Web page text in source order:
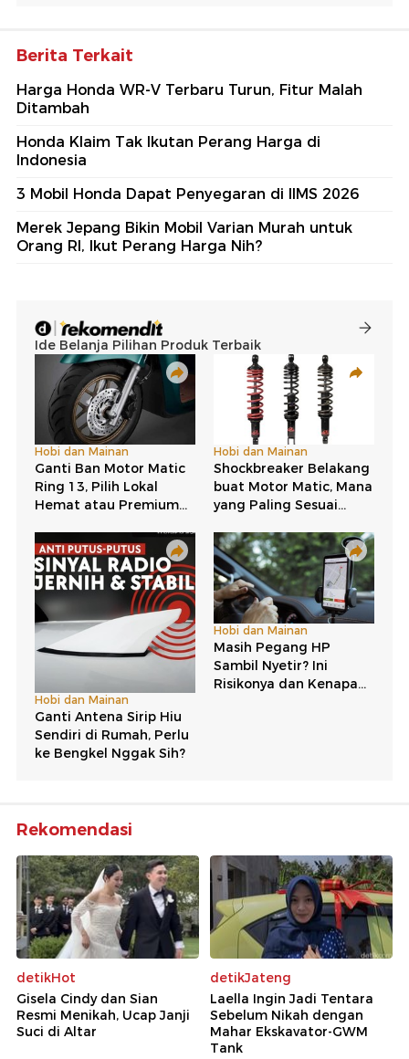
Berita Terkait
Harga Honda WR-V Terbaru Turun, Fitur Malah
Ditambah
Honda Klaim Tak Ikutan Perang Harga di
Indonesia
3 Mobil Honda Dapat Penyegaran di IIMS 2026
Merek Jepang Bikin Mobil Varian Murah untuk
Orang RI, Ikut Perang Harga Nih?
Rekomendasi
detikHot
Gisela Cindy dan Sian
Resmi Menikah, Ucap Janji
Suci di Altar
detikJateng
Laella Ingin Jadi Tentara
Sebelum Nikah dengan
Mahar Ekskavator-GWM
Tank